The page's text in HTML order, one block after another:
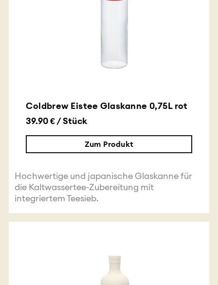
Coldbrew Eistee Glaskanne 0,75L rot
39.90 € / Stück
Zum Produkt
Hochwertige und japanische Glaskanne für
die Kaltwassertee-Zubereitung mit
integriertem Teesieb.